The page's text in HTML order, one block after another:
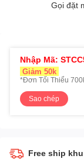
Gọi đặt
Nhập Mã:
Giảm 50k
*Đơn Tối Thiểu
Sao chép
Free ship